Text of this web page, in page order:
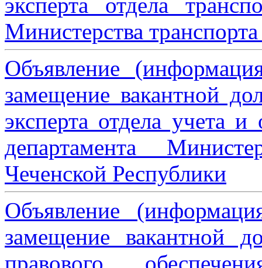
эксперта отдела
Министерства
Объявление
замещение вакантной
эксперта отдела учета и
департамента
Чеченской Республики
Объявление
замещение вакантной